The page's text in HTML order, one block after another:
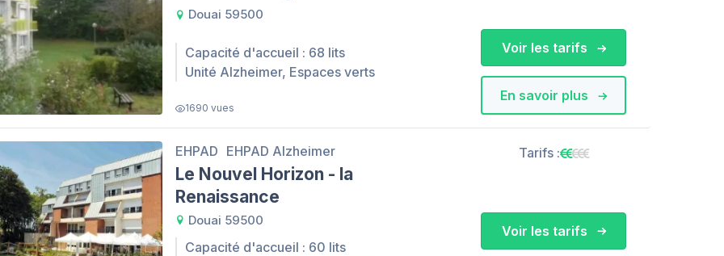
Douai 59500
Capacité d'accueil : 68 lits
Unité Alzheimer, Espaces verts
1690 vues
En savoir plus
Voir les tarifs
EHPAD EHPAD Alzheimer
Le Nouvel Horizon - la
Renaissance
Douai 59500
Capacité d'accueil : 60 lits
Tarifs :
Voir les tarifs